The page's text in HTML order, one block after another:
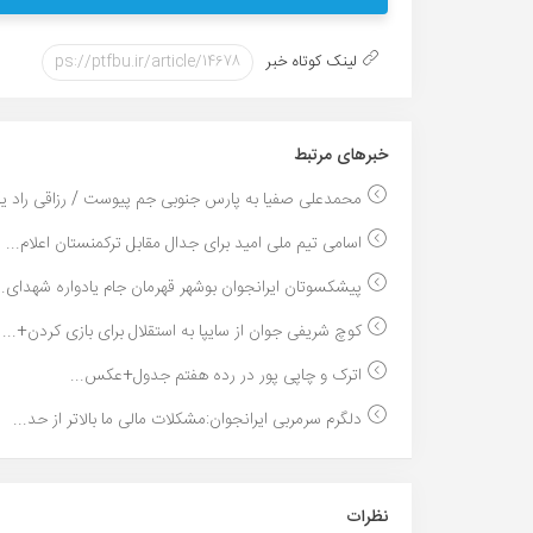
لینک کوتاه خبر
خبر‌های مرتبط
محمدعلی صفیا به پارس جنوبی جم پیوست / رزاقی
اسامی تیم ملی امید برای جدال مقابل ترکمنستان اعلام...
پیشکسوتان ایرانجوان بوشهر قهرمان جام یادواره
کوچ شریفی جوان از سایپا به استقلال برای بازی کردن+...
اترک و چاپی پور در رده هفتم جدول+عکس...
دلگرم سرمربی ایرانجوان:مشکلات مالی ما بالاتر از حد...
نظرات